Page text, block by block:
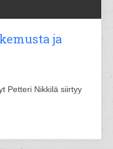
ja
Petteri Nikkilä siirtyy